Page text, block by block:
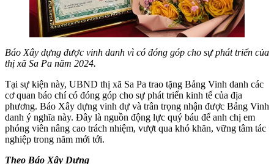
Báo Xây dựng được vinh danh vì có đóng góp cho sự phát triển của
thị xã Sa Pa năm 2024.
Tại sự kiện này, UBND thị xã Sa Pa trao tặng Bảng Vinh danh các
cơ quan báo chí có đóng góp cho sự phát triển kinh tế của địa
phương. Báo Xây dựng vinh dự và trân trọng nhận được Bảng Vinh
danh ý nghĩa này. Đây là nguồn động lực quý báu để anh chị em
phóng viên nâng cao trách nhiệm, vượt qua khó khăn, vững tâm tác
nghiệp trong năm mới tới.
Theo Báo Xây Dựng